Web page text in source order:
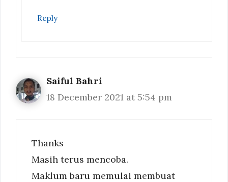
Reply
Saiful Bahri
18 December 2021 at 5:54 pm
Thanks
Masih terus mencoba.
Maklum baru memulai membuat